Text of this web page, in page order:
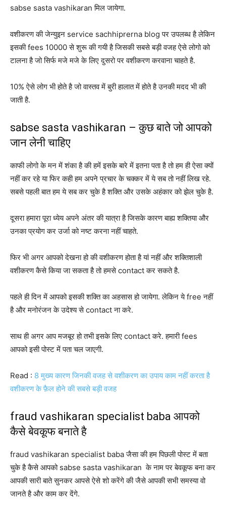
sabse sasta vashikaran मिल जायेगा.
वशीकरण की जेन्युइन service sachhiprerna blog पर उपलब्ध है लेकिन
इसकी fees 10000 से शुरू की गयी है जिसकी सबसे बड़ी वजह ऐसे लोगो को
टालना है जो सिर्फ मजे मजे के लिए दुसरो पर वशीकरण करवाना चाहते है.
10% ऐसे लोग भी होते है जो वास्तव में बुरी हालात में होते है उनकी मदद भी की
जाती है.
sabse sasta vashikaran – कुछ बाते जो आपको
जान लेनी चाहिए
काफी लोगो के मन में शंका है की हमें इसके बारे में इतना पता है तो हम ही ऐसा क्यों
नहीं कर रहे या फिर कही हम अपने प्रचार के चक्कर में ये सब तो नहीं लिख रहे.
सबसे पहली बात हम ये सब कर चुके है शक्ति और उसके अहंकार को झेल चुके है.
दूसरा हमारा पूरा ध्येय अपने अंतर की यात्रा है जिसके कारण बाह्य शक्तिया और
उनका प्रयोग कर उर्जा को नष्ट करना नहीं चाहते.
फिर भी अगर आपको देखना हो की वशीकरण होता है यां नहीं और शक्तिशाली
वशीकरण कैसे किया जा सकता है तो हमसे contact कर सकते है.
पहले ही दिन में आपको इसकी शक्ति का अहसास हो जायेगा. लेकिन ये free नहीं
है और मनोरंजन के उदेश्य से contact ना करे.
साथ ही अगर आप मजबूर हो तभी इसके लिए contact करे. हमारी fees
आपको इसी पोस्ट में पता चल जाएगी.
Read : 8 मुख्य कारण जिनकी वजह से वशीकरण का उपाय काम नहीं करता है
वशीकरण के फ़ैल होने की सबसे बड़ी वजह
fraud vashikaran specialist baba आपको
कैसे बेवकूफ बनाते है
fraud vashikaran specialist baba जैसा की हम पिछली पोस्ट में बता
चुके है कैसे आपको sabse sasta vashikaran के नाम पर बेवकूफ बना कर
आपकी सारी बाते सुनकर आपसे ऐसे शो करेंगे की जैसे आपकी सभी समस्या वो
जानते है और काम कर देंगे.